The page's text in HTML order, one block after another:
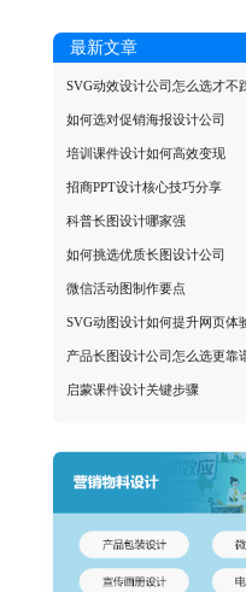
最新文章
SVG动效设计公司怎么选才不
如何选对促销海报设计公司
培训课件设计如何高效变现
招商PPT设计核心技巧分享
科普长图设计哪家强
如何挑选优质长图设计公司
微信活动图制作要点
SVG动图设计如何提升网页体
产品长图设计公司怎么选更靠
启蒙课件设计关键步骤